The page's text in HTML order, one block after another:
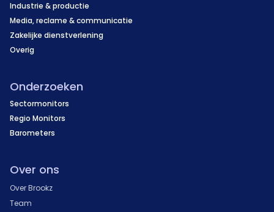
Industrie & productie
Media, reclame & communicatie
Zakelijke dienstverlening
Overig
Onderzoeken
Sectormonitors
Regio Monitors
Barometers
Over ons
Over Brookz
Team